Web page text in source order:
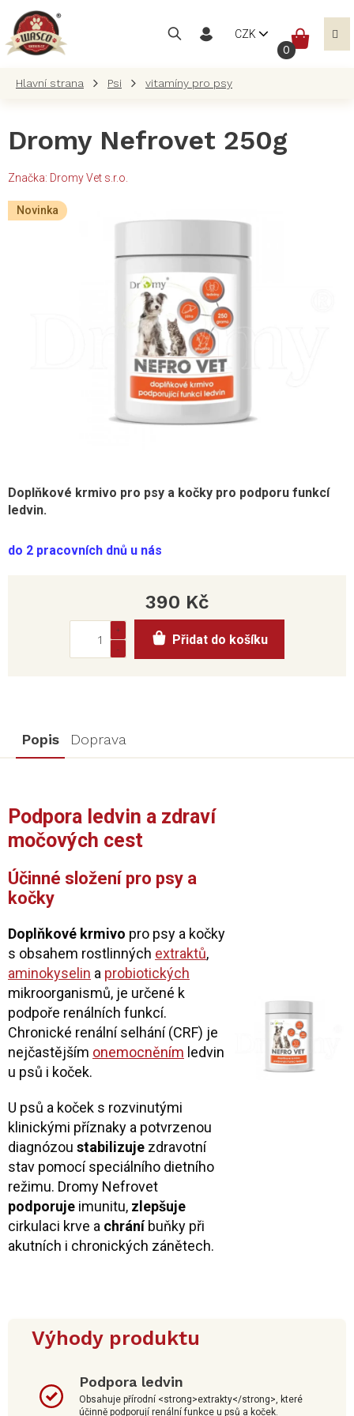
obsah
CZK
Psi vitamíny pro psy
Dromy Nefrovet 250g
Značka: Dromy Vet s.r.o.
Novinka
do 2 pracovních dnů u nás
Doplňkové krmivo pro psy a kočky pro podporu funkcí
ledvin.
390 Kč
cena:
Přidat do košíku
Popis Doprava
Podpora ledvin a zdraví
močových cest
Účinné složení pro psy a
kočky
Doplňkové krmivo pro psy a kočky
s obsahem rostlinných extraktů,
aminokyselin a probiotických
mikroorganismů, je určené k
podpoře renálních funkcí.
Chronické renální selhání (CRF) je
nejčastějším onemocněním ledvin
u psů i koček.
U psů a koček s rozvinutými
klinickými příznaky a potvrzenou
diagnózou stabilizuje zdravotní
stav pomocí speciálního dietního
režimu. Dromy Nefrovet
podporuje imunitu, zlepšuje
cirkulaci krve a chráníbuňky při
akutních i chronických zánětech.
Výhody produktu
Podpora ledvin
Obsahuje přírodní <strong>extrakty</strong>, které
účinně podporují renální funkce u psů a koček.